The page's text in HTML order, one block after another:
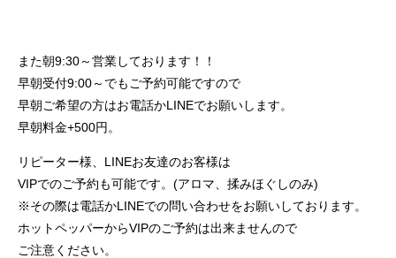
また朝9:30～営業しております！！
早朝受付9:00～でもご予約可能ですので
早朝ご希望の方はお電話かLINEでお願いします。
早朝料金+500円。
リピーター様、LINEお友達のお客様は
VIPでのご予約も可能です。(アロマ、揉みほぐしのみ)
※その際は電話かLINEでの問い合わせをお願いしております。
ホットペッパーからVIPのご予約は出来ませんので
ご注意ください。